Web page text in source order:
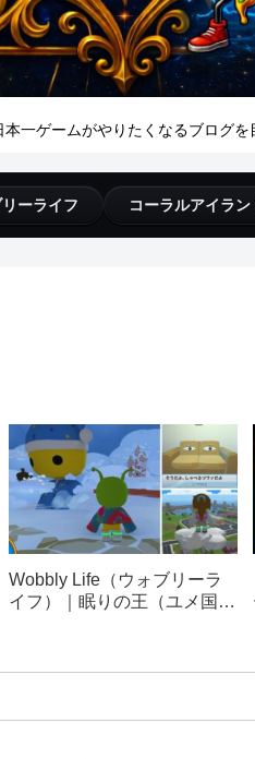
本一ゲームがやりたくなるブログを
ーライフ コーラルアイラン
Wobbly Life（ウォブリーラ
イフ）｜眠りの王（ユメ国の